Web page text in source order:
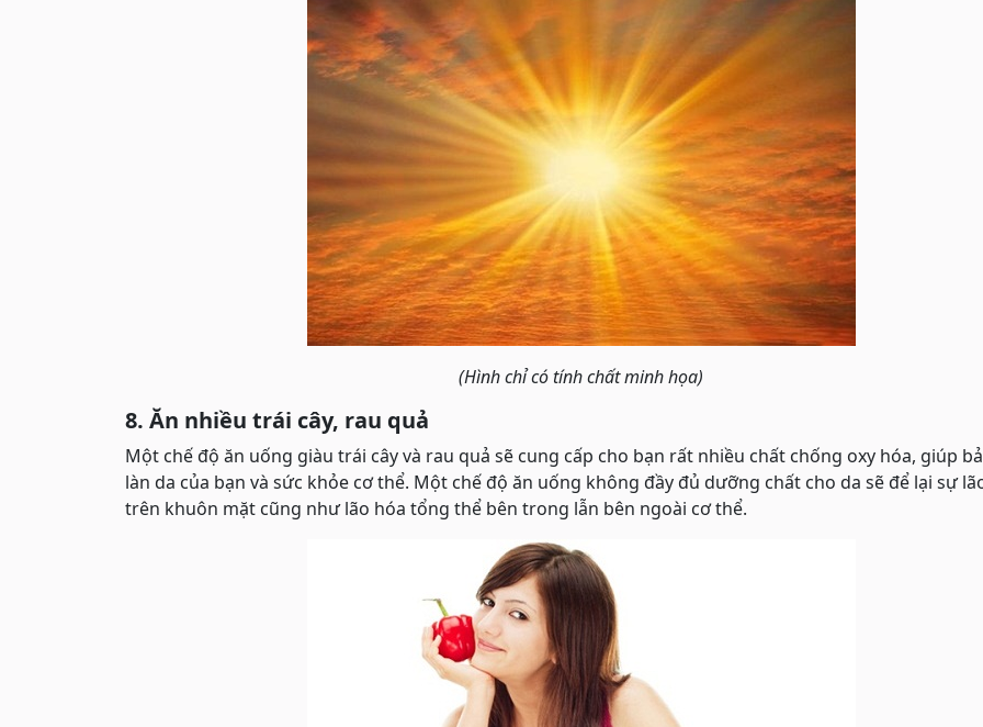
(Hình chỉ có tính chất minh họa)
8. Ăn nhiều trái cây, rau quả
Một chế độ ăn uống giàu trái cây và rau quả sẽ cung cấp cho bạn rất nhiều chất chống oxy hóa, giúp
làn da của bạn và sức khỏe cơ thể. Một chế độ ăn uống không đầy đủ dưỡng chất cho da sẽ để lại sự
trên khuôn mặt cũng như lão hóa tổng thể bên trong lẫn bên ngoài cơ thể.